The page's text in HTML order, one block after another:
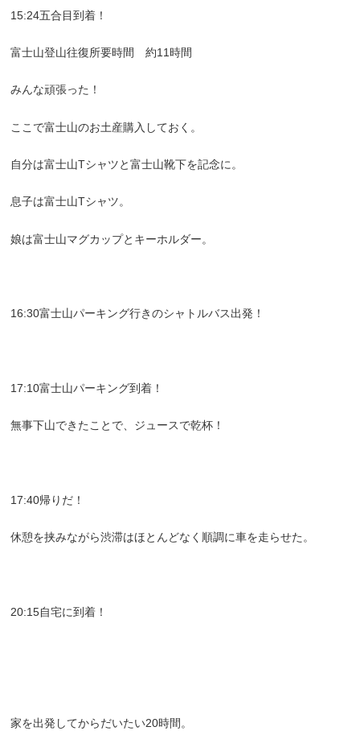
15:24五合目到着！
富士山登山往復所要時間 約11時間
みんな頑張った！
ここで富士山のお土産購入しておく。
自分は富士山Tシャツと富士山靴下を記念に。
息子は富士山Tシャツ。
娘は富士山マグカップとキーホルダー。
16:30富士山パーキング行きのシャトルバス出発！
17:10富士山パーキング到着！
無事下山できたことで、ジュースで乾杯！
17:40帰りだ！
休憩を挟みながら渋滞はほとんどなく順調に車を走らせた。
20:15自宅に到着！
家を出発してからだいたい20時間。